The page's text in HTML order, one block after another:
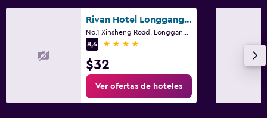
Rivan Hotel Longgang Shenzhen
8,6
4 estrellas
$32
Ver ofertas de hoteles